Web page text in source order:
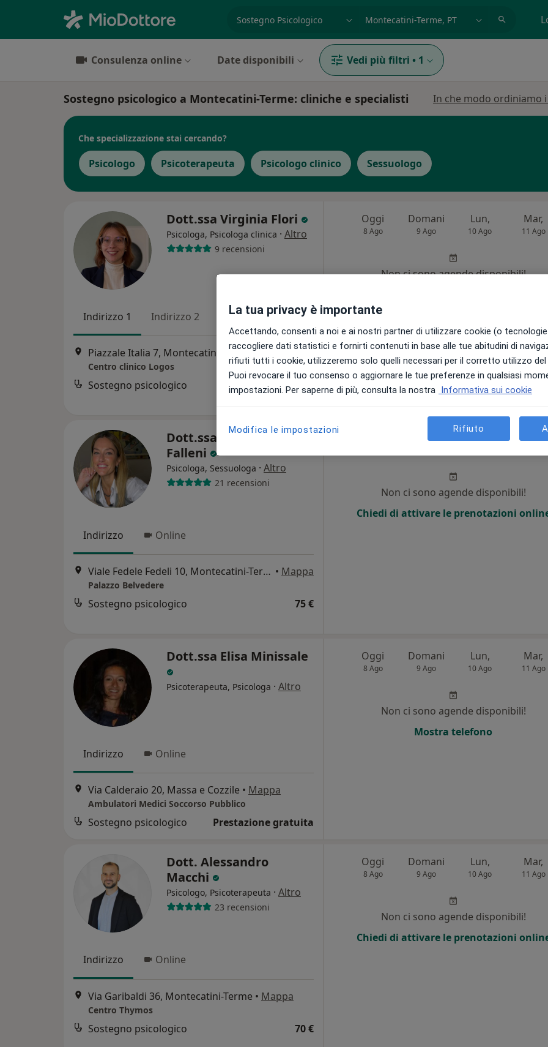
Consulenza online Date disponibili Vedi più filtri • 1
Sostegno psicologico a Montecatini-Terme: cliniche e specialisti In che modo ordiniamo
Che specializzazione stai cercando?
Psicologo Psicoterapeuta Psicologo clinico Sessuologo
Dott.ssa Virginia Flori
Psicologa, Psicologa clinica · Altro
9 recensioni
Indirizzo 1 Indirizzo 2 Online
Piazzale Italia 7, Montecatini-Terme• Mappa
Centro clinico Logos
Sostegno psicologico da 60 €
Oggi
8 Ago
Domani
9 Ago
Lun,
10 Ago
Mar,
11 Ago
Non ci sono agende disponibili!
Dott.ssa Benedetta
Falleni
Psicologa, Sessuologa · Altro
21 recensioni
Indirizzo Online
Viale Fedele Fedeli 10, Montecatini-Terme • Mappa
Palazzo Belvedere
Sostegno psicologico 75 €
Domani
Non ci sono agende disponibili!
Chiedi di attivare le prenotazioni
Dott.ssa Elisa Minissale
Psicoterapeuta, Psicologa · Altro
Indirizzo Online
Via Calderaio 20, Massa e Cozzile • Mappa
Ambulatori Medici Soccorso Pubblico
Sostegno psicologico Prestazione gratuita
Oggi
8 Ago
Domani
9 Ago
Lun,
10 Ago
Mar,
11 Ago
Non ci sono agende disponibili!
Mostra telefono
Dott. Alessandro
Macchi
Psicologo, Psicoterapeuta · Altro
23 recensioni
Indirizzo Online
Via Garibaldi 36, Montecatini-Terme • Mappa
Centro Thymos
Sostegno psicologico 70 €
Oggi
8 Ago
Domani
9 Ago
Lun,
10 Ago
Mar,
11 Ago
Non ci sono agende disponibili!
Chiedi di attivare le prenotazioni
La tua privacy è importante
Accettando, consenti a noi e ai nostri partner di utilizzare cookie (o
raccogliere dati statistici e fornirti contenuti in base alle tue abitudini di
rifiuti tutti i cookie, utilizzeremo solo quelli necessari per il corretto utilizzo
Puoi revocare il tuo consenso o aggiornare le tue preferenze in qualsiasi
impostazioni. Per saperne di più, consulta la nostra Informativa sui cookie
Modifica le impostazioni Rifiuto